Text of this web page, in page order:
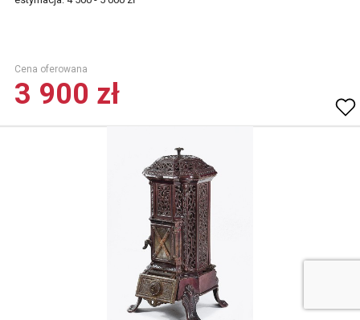
Cena oferowana
3 900 zł